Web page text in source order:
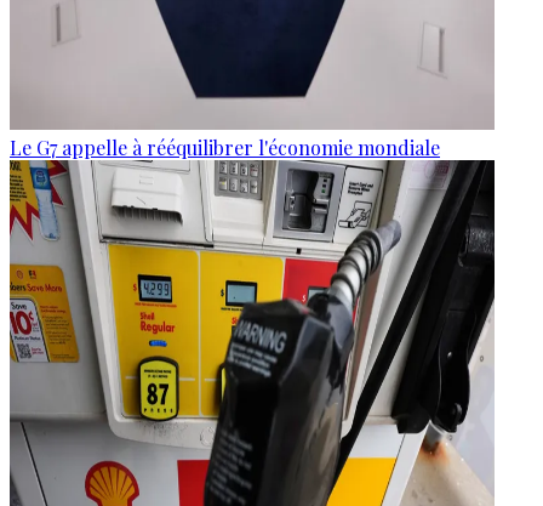
Le G7 appelle à rééquilibrer l'économie mondiale